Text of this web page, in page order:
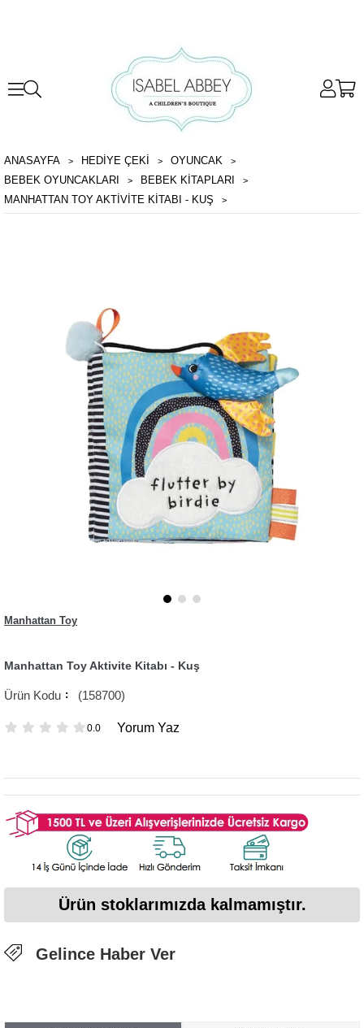
ANASAYFA HEDİYE ÇEKİ
OYUNCAK
BEBEK OYUNCAKLARI
BEBEK KITAPLARI
MANHATTAN TOY AKTIVITE KITABI - KUŞ
Manhattan Toy
Manhattan Toy Aktivite Kitabı - Kuş
(158700)
0.0 Yorum Yaz
Ürün stoklarımızda kalmamıştır.
Gelince Haber Ver